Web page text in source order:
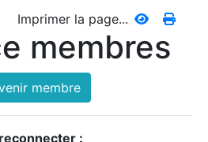
Imprimer la page...
membres
membre
: